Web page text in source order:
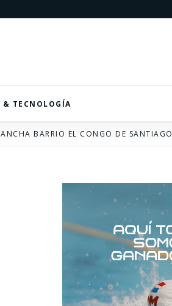
& TECNOLOGÍA
BARRIO EL CONGO DE SANTIAGO